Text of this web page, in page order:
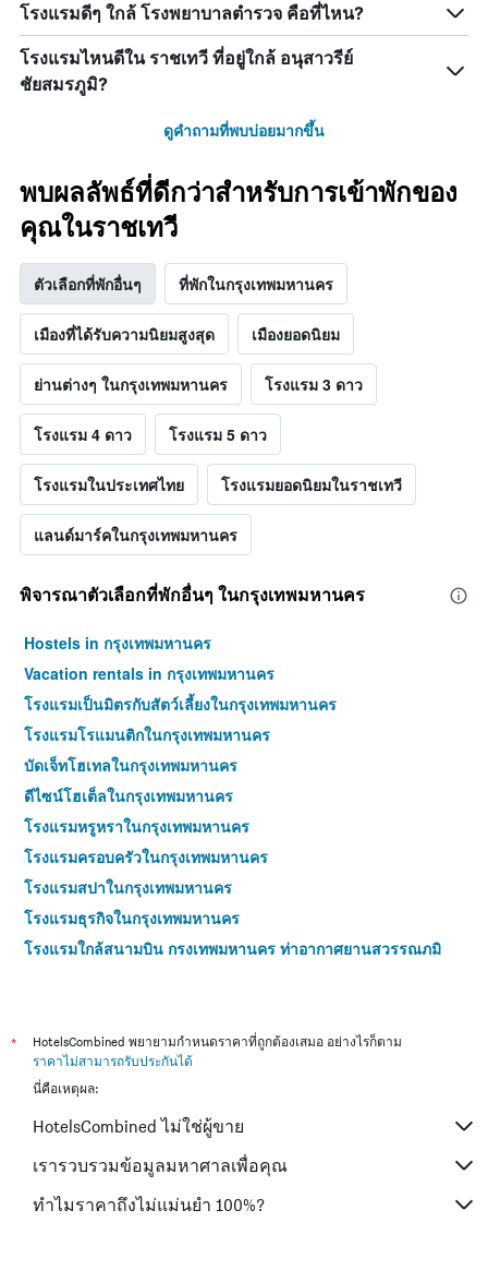
โรงแรมดีๆ ใกล้ โรงพยาบาลตำรวจ คือที่ไหน?
โรงแรมไหนดีใน ราชเทวี ที่อยู่ใกล้ อนุสาวรีย์
ชัยสมรภูมิ?
ดูคำถามที่พบบ่อยมากขึ้น
พบผลลัพธ์ที่ดีกว่าสำหรับการเข้าพักของ
คุณในราชเทวี
ตัวเลือกที่พักอื่นๆ ที่พักในกรุงเทพมหานคร
เมืองที่ได้รับความนิยมสูงสุด เมืองยอดนิยม
ย่านต่างๆ ในกรุงเทพมหานคร โรงแรม 3 ดาว
โรงแรม 4 ดาว โรงแรม 5 ดาว
โรงแรมในประเทศไทย โรงแรมยอดนิยมในราชเทวี
แลนด์มาร์คในกรุงเทพมหานคร
พิจารณาตัวเลือกที่พักอื่นๆ ในกรุงเทพมหานคร
Hostels in กรุงเทพมหานคร
Vacation rentals in กรุงเทพมหานคร
โรงแรมเป็นมิตรกับสัตว์เลี้ยงในกรุงเทพมหานคร
โรงแรมโรแมนติกในกรุงเทพมหานคร
บัดเจ็ทโฮเทลในกรุงเทพมหานคร
ดีไซน์โฮเต็ลในกรุงเทพมหานคร
โรงแรมหรูหราในกรุงเทพมหานคร
โรงแรมครอบครัวในกรุงเทพมหานคร
โรงแรมสปาในกรุงเทพมหานคร
โรงแรมธุรกิจในกรุงเทพมหานคร
โรงแรมใกล้สนามบิน กรุงเทพมหานคร ท่าอากาศยานสุวรรณภูมิ
โรงแรม 5 ดาวในกรุงเทพมหานคร
*
HotelsCombined พยายามกำหนดราคาที่ถูกต้องเสมอ อย่างไรก็ตาม
ราคาไม่สามารถรับประกันได้
นี่คือเหตุผล:
HotelsCombined ไม่ใช่ผู้ขาย
เรารวบรวมข้อมูลมหาศาลเพื่อคุณ
ทำไมราคาถึงไม่แม่นยำ 100%?